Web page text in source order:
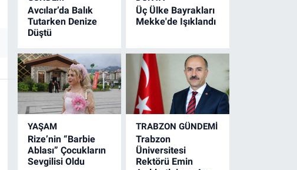
Avcılar’da Balık
Tutarken Denize
Düştü
Üç Ülke Bayrakları
Mekke'de Işıklandı
YAŞAM
Rize’nin “Barbie
Ablası” Çocukların
Sevgilisi Oldu
TRABZON GÜNDEMİ
Trabzon
Üniversitesi
Rektörü Emin